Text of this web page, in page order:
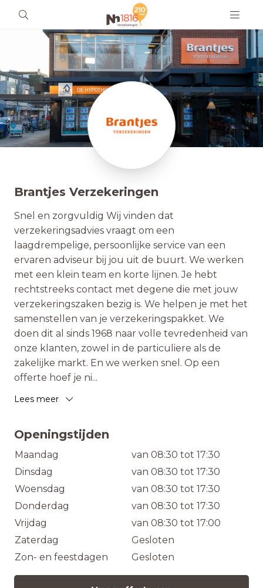
Brantjes Verzekeringen
Snel en zorgvuldig Wij vinden dat
verzekeringsadvies vraagt om een
laagdrempelige, persoonlijke service van een
ervaren adviseur bij jou uit de buurt. We werken
met een klein team en korte lijnen. Je hebt
rechtstreeks contact met degene die met jouw
verzekeringszaken bezig is. We helpen je met het
samenstellen van je verzekeringspakket. We
doen dit al sinds 1968 naar volle tevredenheid van
onze klanten, zowel in de particuliere als de
zakelijke markt. En we werken snel. Op een
offerte hoef je ni...
Lees meer
Openingstijden
Maandag
van 08:30 tot 17:30
Dinsdag
van 08:30 tot 17:30
Woensdag
van 08:30 tot 17:30
Donderdag
van 08:30 tot 17:30
Vrijdag
van 08:30 tot 17:00
Zaterdag
Gesloten
Zon- en feestdagen
Gesloten